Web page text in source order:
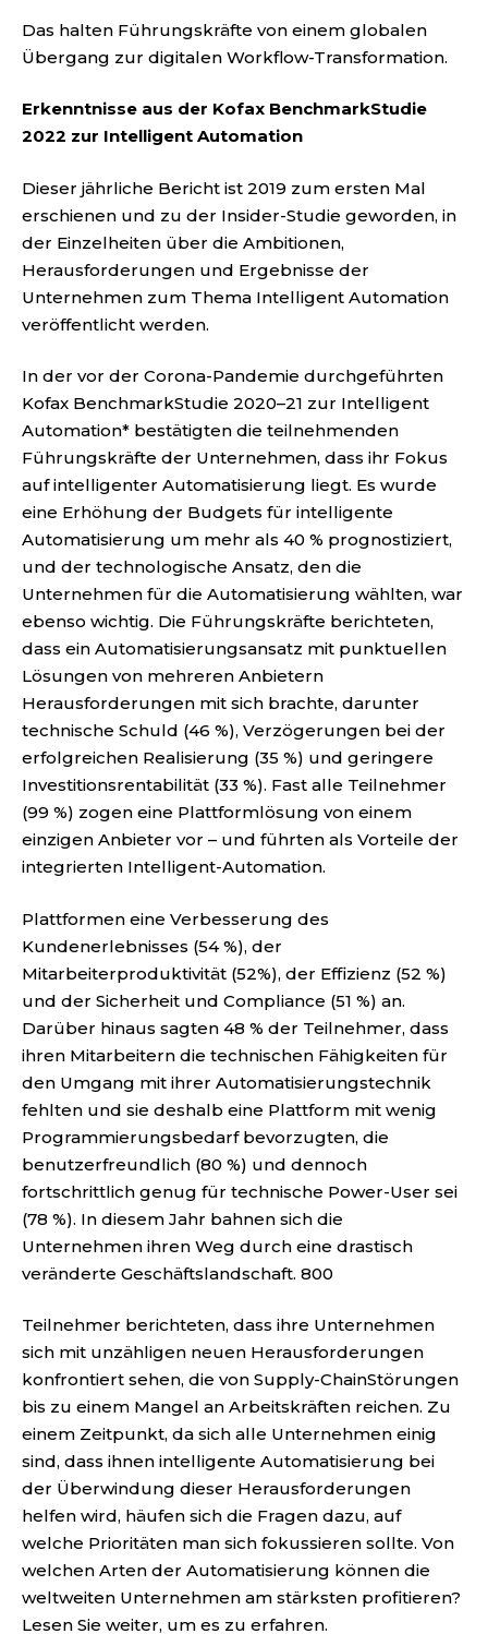
Das halten Führungskräfte von einem globalen
Übergang zur digitalen Workflow-Transformation.
Erkenntnisse aus der Kofax BenchmarkStudie
2022 zur Intelligent Automation
Dieser jährliche Bericht ist 2019 zum ersten Mal
erschienen und zu der Insider-Studie geworden, in
der Einzelheiten über die Ambitionen,
Herausforderungen und Ergebnisse der
Unternehmen zum Thema Intelligent Automation
veröffentlicht werden.
In der vor der Corona-Pandemie durchgeführten
Kofax BenchmarkStudie 2020–21 zur Intelligent
Automation* bestätigten die teilnehmenden
Führungskräfte der Unternehmen, dass ihr Fokus
auf intelligenter Automatisierung liegt. Es wurde
eine Erhöhung der Budgets für intelligente
Automatisierung um mehr als 40 % prognostiziert,
und der technologische Ansatz, den die
Unternehmen für die Automatisierung wählten, war
ebenso wichtig. Die Führungskräfte berichteten,
dass ein Automatisierungsansatz mit punktuellen
Lösungen von mehreren Anbietern
Herausforderungen mit sich brachte, darunter
technische Schuld (46 %), Verzögerungen bei der
erfolgreichen Realisierung (35 %) und geringere
Investitionsrentabilität (33 %). Fast alle Teilnehmer
(99 %) zogen eine Plattformlösung von einem
einzigen Anbieter vor – und führten als Vorteile der
integrierten Intelligent-Automation.
Plattformen eine Verbesserung des
Kundenerlebnisses (54 %), der
Mitarbeiterproduktivität (52%), der Effizienz (52 %)
und der Sicherheit und Compliance (51 %) an.
Darüber hinaus sagten 48 % der Teilnehmer, dass
ihren Mitarbeitern die technischen Fähigkeiten für
den Umgang mit ihrer Automatisierungstechnik
fehlten und sie deshalb eine Plattform mit wenig
Programmierungsbedarf bevorzugten, die
benutzerfreundlich (80 %) und dennoch
fortschrittlich genug für technische Power-User sei
(78 %). In diesem Jahr bahnen sich die
Unternehmen ihren Weg durch eine drastisch
veränderte Geschäftslandschaft. 800
Teilnehmer berichteten, dass ihre Unternehmen
sich mit unzähligen neuen Herausforderungen
konfrontiert sehen, die von Supply-ChainStörungen
bis zu einem Mangel an Arbeitskräften reichen. Zu
einem Zeitpunkt, da sich alle Unternehmen einig
sind, dass ihnen intelligente Automatisierung bei
der Überwindung dieser Herausforderungen
helfen wird, häufen sich die Fragen dazu, auf
welche Prioritäten man sich fokussieren sollte. Von
welchen Arten der Automatisierung können die
weltweiten Unternehmen am stärksten profitieren?
Lesen Sie weiter, um es zu erfahren.